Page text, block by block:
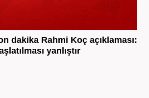
dakika Rahmi Koç açıklaması:
yanlıştır